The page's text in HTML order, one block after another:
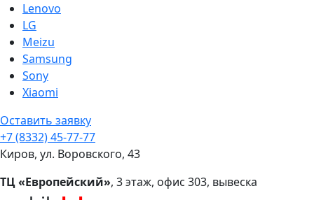
Lenovo
LG
Meizu
Samsung
Sony
Xiaomi
Оставить заявку
+7 (8332) 45-77-77
Киров, ул. Воровского, 43
ТЦ «Европейский», 3 этаж, офис 303, вывеска